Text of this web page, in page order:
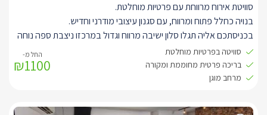
סוויטת אירוח מרווחת עם פרטיות מוחלטת.
בנויה כחלל פתוח ומרווח, עם סגנון עיצובי מודרני וחדיש.
בכניסתכם אליה תגלו סלון ישיבה מרווח וגדול במרכזו ניצבת ספה נוחה
במיוחד בצבע אפור מבד איכותי עם גימורים בצבע שחור.
עם תאורה דקורטיבית מיוחדת ואלמנטים עיצוביים המתחילים בשולחן
הקפה, המזנון והקיר המעוצב.
שחורים ושיש ייחודי, המטבח מאובזר וכולל מכונת קפה, מיני בר, כיריים
סוויטה בפרטיות מוחלטת
בריכה פרטית מחוממת ומקורה
מרחב מוגן
₪1100